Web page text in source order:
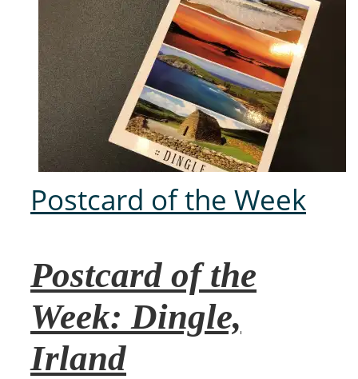
Postcard of the Week
Postcard of the
Week: Dingle,
Irland